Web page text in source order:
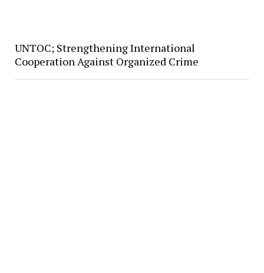
UNTOC; Strengthening International
Cooperation Against Organized Crime